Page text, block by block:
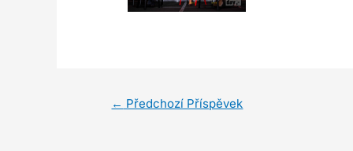
← Předchozí Příspěvek